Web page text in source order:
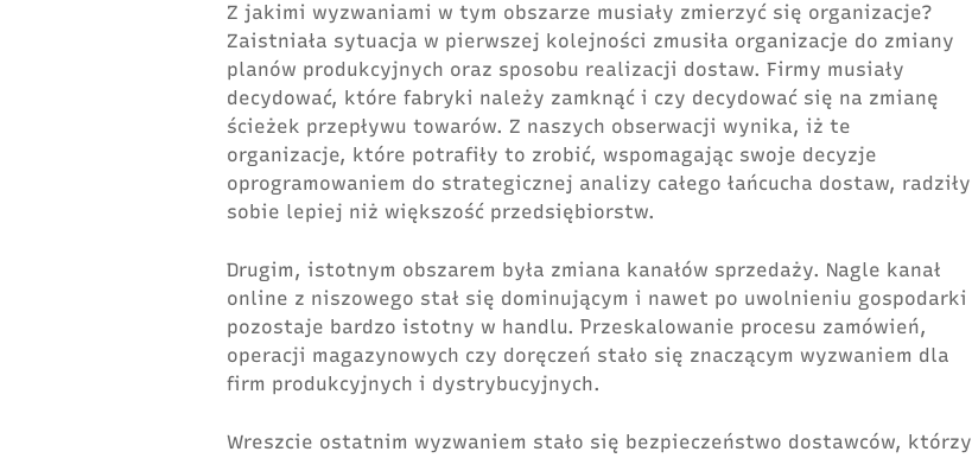
Z jakimi wyzwaniami w tym obszarze musiały zmierzyć się organizacje?
Zaistniała sytuacja w pierwszej kolejności zmusiła organizacje do zmiany
planów produkcyjnych oraz sposobu realizacji dostaw. Firmy musiały
decydować, które fabryki należy zamknąć i czy decydować się na zmianę
ścieżek przepływu towarów. Z naszych obserwacji wynika, iż te
organizacje, które potrafiły to zrobić, wspomagając swoje decyzje
oprogramowaniem do strategicznej analizy całego łańcucha dostaw, radziły
sobie lepiej niż większość przedsiębiorstw.
Drugim, istotnym obszarem była zmiana kanałów sprzedaży. Nagle kanał
online z niszowego stał się dominującym i nawet po uwolnieniu gospodarki
pozostaje bardzo istotny w handlu. Przeskalowanie procesu zamówień,
operacji magazynowych czy doręczeń stało się znaczącym wyzwaniem dla
firm produkcyjnych i dystrybucyjnych.
Wreszcie ostatnim wyzwaniem stało się bezpieczeństwo dostawców, którzy